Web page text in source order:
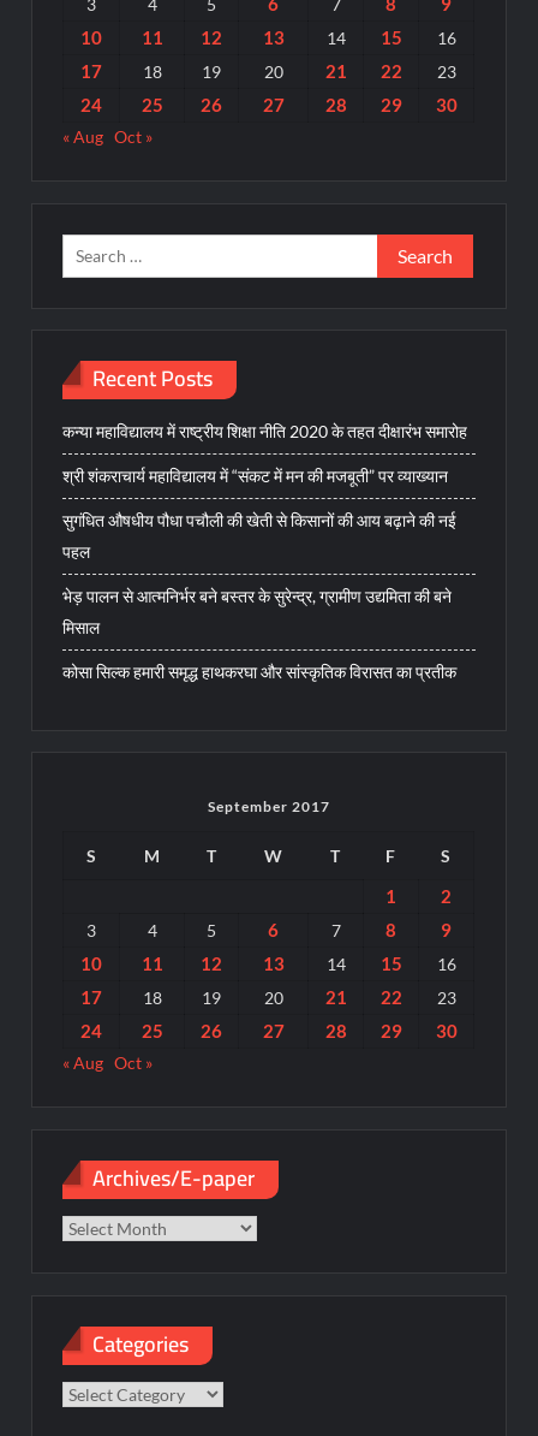
3 4 5 7
10
11 12 13 14 15 16
17 18 19 20 21 22 23
24 25 26 27 28 29 30
« Aug Oct »
Search
for:
Recent Posts
कन्या महाविद्यालय में राष्ट्रीय शिक्षा नीति 2020 के तहत दीक्षारंभ समारोह
श्री शंकराचार्य महाविद्यालय में “संकट में मन की मजबूती” पर व्याख्यान
सुगंधित औषधीय पौधा पचौली की खेती से किसानों की आय बढ़ाने की नई
पहल
भेड़ पालन से आत्मनिर्भर बने बस्तर के सुरेन्द्र, ग्रामीण उद्यमिता की बने
मिसाल
कोसा सिल्क हमारी समृद्ध हाथकरघा और सांस्कृतिक विरासत का प्रतीक
September 2017
S M T W T F S
1 2
3 4 5 6 7 8
9
10
11 12 13 14 15 16
17 18 19 20 21 22 23
24 25 26 27 28 29 30
« Aug Oct »
Archives/E-paper
Categories
Categories